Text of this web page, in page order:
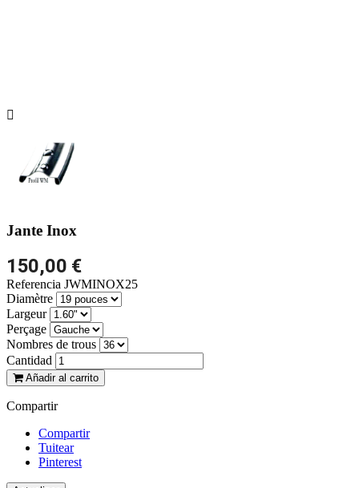

Jante Inox
150,00 €
Referencia JWMINOX25
Diamètre
Largeur
Perçage
Nombres de trous
Cantidad
Añadir al carrito
Compartir
Compartir
Tuitear
Pinterest